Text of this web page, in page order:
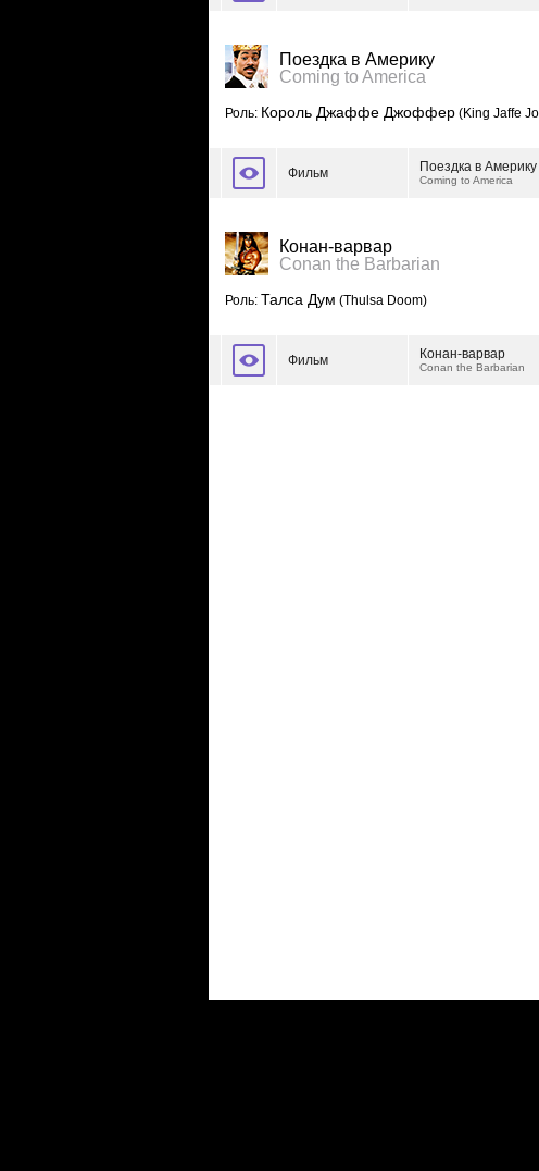
Поездка в Америку
Coming to America
Роль: Король Джаффе Джоффер (King Jaffe
Фильм Поездка в Америку
Coming to America
Конан-варвар
Conan the Barbarian
Роль: Талса Дум (Thulsa Doom)
Фильм Конан-варвар
Conan the Barbarian